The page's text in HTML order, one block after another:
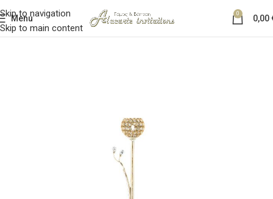
Skip to navigation
Skip to main content
Menu 0 0,00